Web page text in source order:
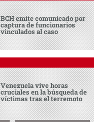
BCH emite comunicado por
captura de funcionarios
vinculados al caso
Venezuela vive horas
cruciales en la búsqueda de
víctimas tras el terremoto